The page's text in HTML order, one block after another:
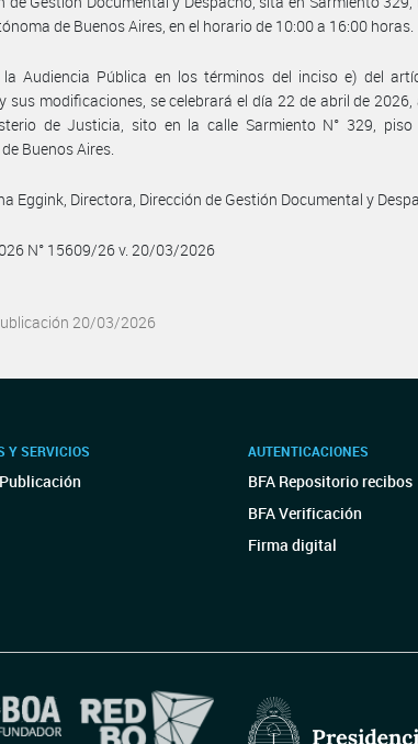
de Buenos Aires, en el horario de 10:00 a 16:00 horas.
la Audiencia Pública en los términos del inciso e) del
sus modificaciones, se celebrará el día 22 de abril de
de Justicia, sito en la calle Sarmiento N° 329,
Buenos Aires.
Eggink, Directora, Dirección de Gestión Documental y
N° 15609/26 v. 20/03/2026
20/03/2026
Y SERVICIOS AUTENTICACIONES
BFA Repositorio recibos
BFA Verificación
Firma digital